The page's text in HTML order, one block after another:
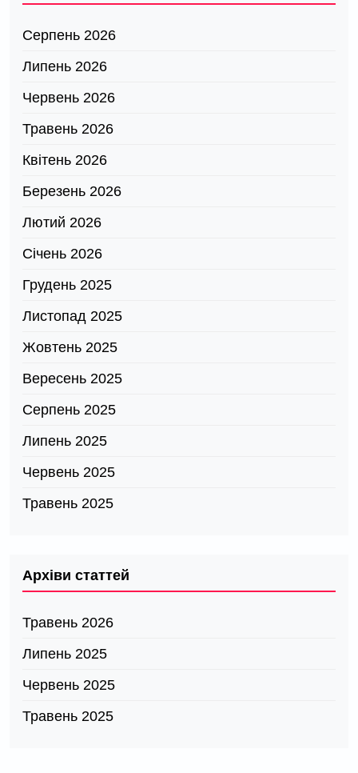
Серпень 2026
Липень 2026
Червень 2026
Травень 2026
Квітень 2026
Березень 2026
Лютий 2026
Січень 2026
Грудень 2025
Листопад 2025
Жовтень 2025
Вересень 2025
Серпень 2025
Липень 2025
Червень 2025
Травень 2025
Архіви статтей
Травень 2026
Липень 2025
Червень 2025
Травень 2025